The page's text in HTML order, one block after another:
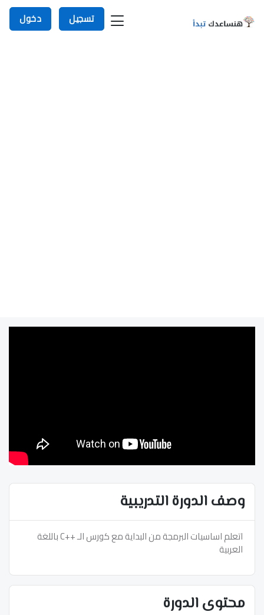
تسجيل دخول
وصف الدورة التدريبية
اتعلم اساسيات البرمجة من البداية مع كورس الـ ++C باللغة
العربية
محتوى الدورة